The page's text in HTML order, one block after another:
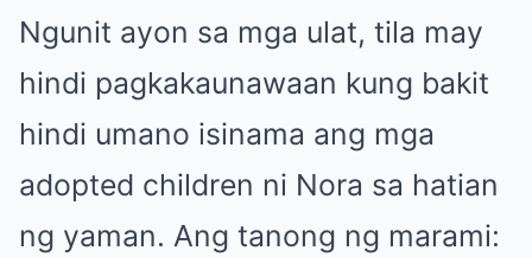
Ngunit ayon sa mga ulat, tila may
hindi pagkakaunawaan kung bakit
hindi umano isinama ang mga
adopted children ni Nora sa hatian
ng yaman. Ang tanong ng marami: